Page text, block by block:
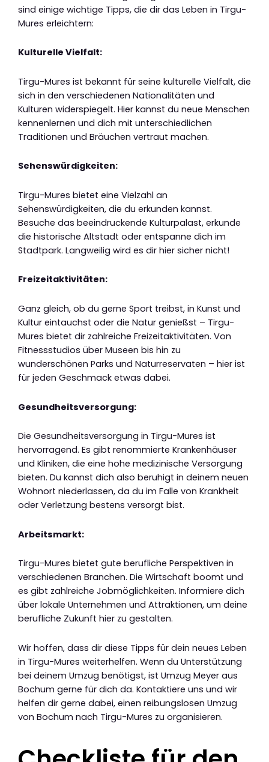
sind einige wichtige Tipps, die dir das Leben in Tirgu-
Mures erleichtern:
Kulturelle Vielfalt:
Tirgu-Mures ist bekannt für seine kulturelle Vielfalt, die
sich in den verschiedenen Nationalitäten und
Kulturen widerspiegelt. Hier kannst du neue Menschen
kennenlernen und dich mit unterschiedlichen
Traditionen und Bräuchen vertraut machen.
Sehenswürdigkeiten:
Tirgu-Mures bietet eine Vielzahl an
Sehenswürdigkeiten, die du erkunden kannst.
Besuche das beeindruckende Kulturpalast, erkunde
die historische Altstadt oder entspanne dich im
Stadtpark. Langweilig wird es dir hier sicher nicht!
Freizeitaktivitäten:
Ganz gleich, ob du gerne Sport treibst, in Kunst und
Kultur eintauchst oder die Natur genießst – Tirgu-
Mures bietet dir zahlreiche Freizeitaktivitäten. Von
Fitnessstudios über Museen bis hin zu
wunderschönen Parks und Naturreservaten – hier ist
für jeden Geschmack etwas dabei.
Gesundheitsversorgung:
Die Gesundheitsversorgung in Tirgu-Mures ist
hervorragend. Es gibt renommierte Krankenhäuser
und Kliniken, die eine hohe medizinische Versorgung
bieten. Du kannst dich also beruhigt in deinem neuen
Wohnort niederlassen, da du im Falle von Krankheit
oder Verletzung bestens versorgt bist.
Arbeitsmarkt:
Tirgu-Mures bietet gute berufliche Perspektiven in
verschiedenen Branchen. Die Wirtschaft boomt und
es gibt zahlreiche Jobmöglichkeiten. Informiere dich
über lokale Unternehmen und Attraktionen, um deine
berufliche Zukunft hier zu gestalten.
Wir hoffen, dass dir diese Tipps für dein neues Leben
in Tirgu-Mures weiterhelfen. Wenn du Unterstützung
bei deinem Umzug benötigst, ist Umzug Meyer aus
Bochum gerne für dich da. Kontaktiere uns und wir
helfen dir gerne dabei, einen reibungslosen Umzug
von Bochum nach Tirgu-Mures zu organisieren.